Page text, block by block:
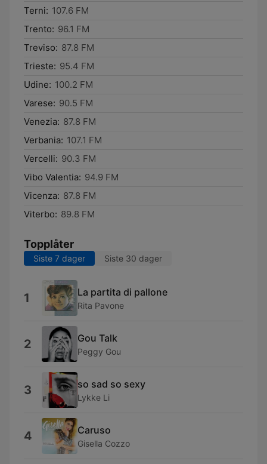
Terni: 107.6 FM
Trento: 96.1 FM
Treviso: 87.8 FM
Trieste: 95.4 FM
Udine: 100.2 FM
Varese: 90.5 FM
Venezia: 87.8 FM
Verbania: 107.1 FM
Vercelli: 90.3 FM
Vibo Valentia: 94.9 FM
Vicenza: 87.8 FM
Viterbo: 89.8 FM
Topplåter
Siste 7 dager Siste 30 dager
1 La partita di pallone
Rita Pavone
2 Gou Talk
Peggy Gou
3 so sad so sexy
Lykke Li
4 Caruso
Gisella Cozzo